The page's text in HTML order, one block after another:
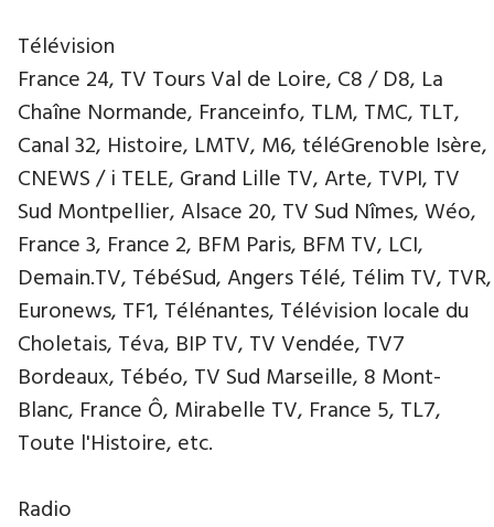
Télévision
France 24, TV Tours Val de Loire, C8 / D8, La
Chaîne Normande, Franceinfo, TLM, TMC, TLT,
Canal 32, Histoire, LMTV, M6, téléGrenoble Isère,
CNEWS / i TELE, Grand Lille TV, Arte, TVPI, TV
Sud Montpellier, Alsace 20, TV Sud Nîmes, Wéo,
France 3, France 2, BFM Paris, BFM TV, LCI,
Demain.TV, TébéSud, Angers Télé, Télim TV, TVR,
Euronews, TF1, Télénantes, Télévision locale du
Choletais, Téva, BIP TV, TV Vendée, TV7
Bordeaux, Tébéo, TV Sud Marseille, 8 Mont-
Blanc, France Ô, Mirabelle TV, France 5, TL7,
Toute l'Histoire, etc.
Radio